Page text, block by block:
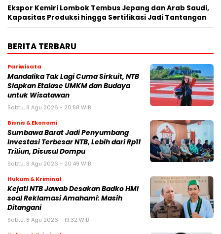
Ekspor Kemiri Lombok Tembus Jepang dan Arab Saudi,
Kapasitas Produksi hingga Sertifikasi Jadi Tantangan
BERITA TERBARU
Pariwisata
Mandalika Tak Lagi Cuma Sirkuit, NTB
Siapkan Etalase UMKM dan Budaya
untuk Wisatawan
Sabtu, 8 Agu 2026 - 20:58 WIB
Bisnis & Ekonomi
Sumbawa Barat Jadi Penyumbang
Investasi Terbesar NTB, Lebih dari Rp11
Triliun, Disusul Dompu
Sabtu, 8 Agu 2026 - 20:49 WIB
Hukum & Kriminal
Kejati NTB Jawab Desakan Badko HMI
soal Reklamasi Amahami: Masih
Ditangani
Sabtu, 8 Agu 2026 - 19:32 WIB